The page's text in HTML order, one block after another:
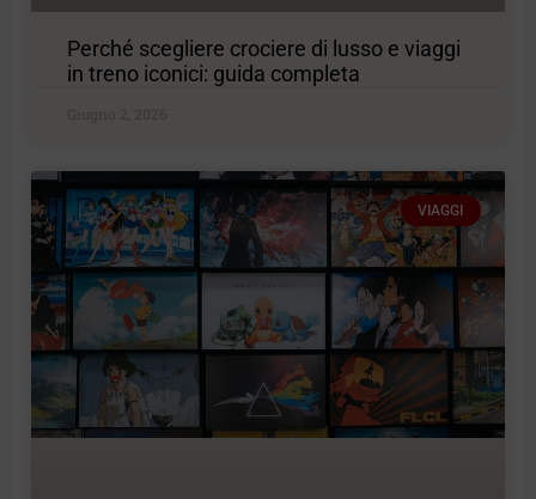
Perché scegliere crociere di lusso e viaggi
in treno iconici: guida completa
Giugno 2, 2026
VIAGGI